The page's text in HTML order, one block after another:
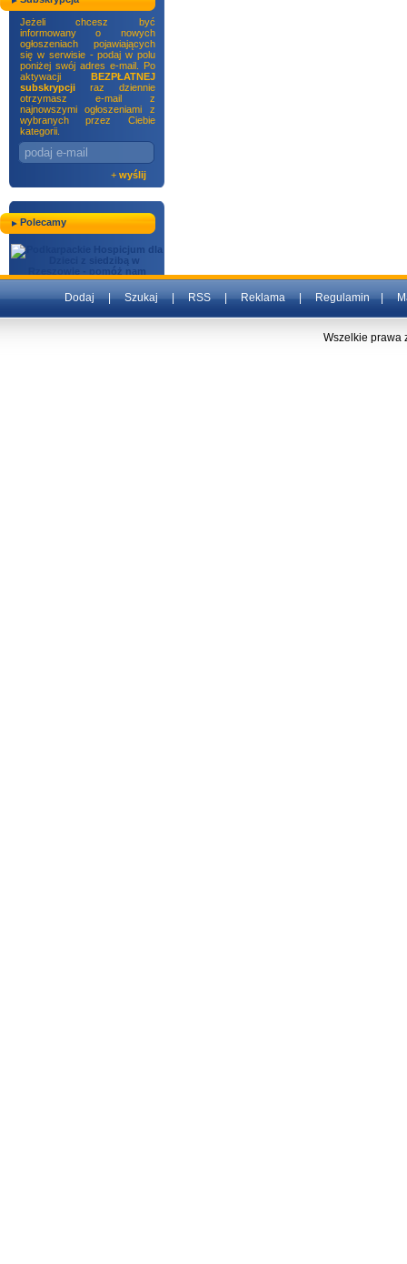
Jeżeli chcesz być
informowany o nowych
ogłoszeniach pojawiających
się w serwisie - podaj w polu
poniżej swój adres e-mail. Po
aktywacji BEZPŁATNEJ
subskrypcji raz dziennie
otrzymasz e-mail z
najnowszymi ogłoszeniami z
wybranych przez Ciebie
kategorii.
+ wyślij
Polecamy
Dodaj|Szukaj|RSS|Reklama|Regulamin|
Wszelkie prawa